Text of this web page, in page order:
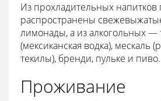
Из прохладительных напитков
распространены
лимонады, а из алкогольных —
(мексиканская водка), мескаль
текилы), бренди, пульке и пиво.
Проживание